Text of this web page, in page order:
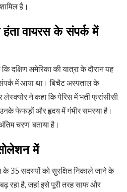
है।
वायरस के संपर्क में
दक्षिण अमेरिका की यात्रा के दौरान यह
में आया था। बिचैट अस्पताल के
ने कहा कि पेरिस में भर्ती फ्रांसीसी
उनके फेफड़ों और हृदय में गंभीर समस्या है।
चरण’ बताया है।
में
35 सदस्यों को सुरक्षित निकाले जाने के
रहा है, जहां इसे पूरी तरह साफ और